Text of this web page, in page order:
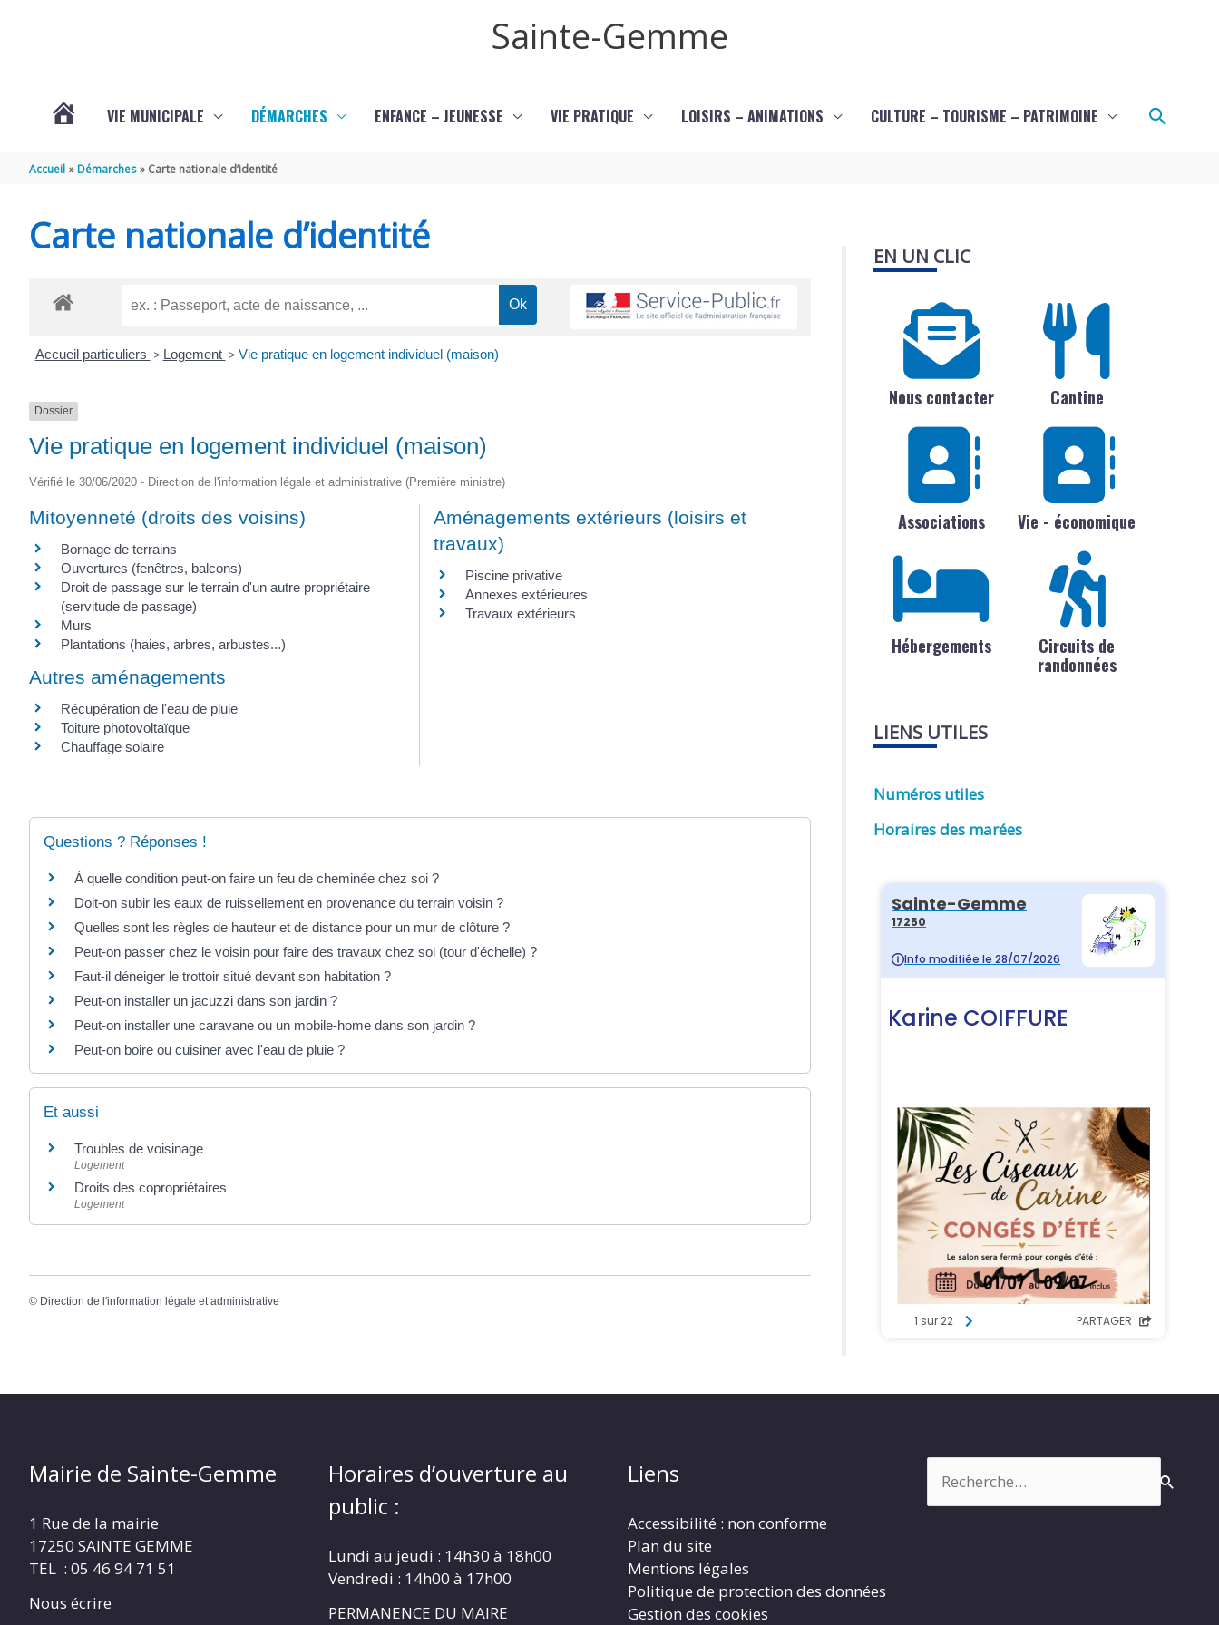
Sainte-Gemme
GEMME
VIE MUNICIPALE DÉMARCHES ENFANCE – JEUNESSE VIE PRATIQUE LOISIRS – ANIMATIONS CULTURE – TOURISME – PATRIMOINE
Accueil Démarches Carte nationale d’identité
Carte nationale d’identité
Accueil particuliers > Logement > Vie pratique en logement individuel (maison)
Dossier
Vie pratique en logement individuel (maison)
Vérifié le 30/06/2020 - Direction de l'information légale et administrative (Première ministre)
Mitoyenneté (droits des voisins)
Bornage de terrains
Ouvertures (fenêtres, balcons)
Droit de passage sur le terrain d'un autre propriétaire
(servitude de passage)
Murs
Plantations (haies, arbres, arbustes...)
Aménagements extérieurs (loisirs et
travaux)
Piscine privative
Annexes extérieures
Travaux extérieurs
Autres aménagements
Récupération de l'eau de pluie
Toiture photovoltaïque
Chauffage solaire
Questions ? Réponses !
À quelle condition peut-on faire un feu de cheminée chez soi ?
Doit-on subir les eaux de ruissellement en provenance du terrain voisin ?
Quelles sont les règles de hauteur et de distance pour un mur de clôture ?
Peut-on passer chez le voisin pour faire des travaux chez soi (tour d'échelle) ?
Faut-il déneiger le trottoir situé devant son habitation ?
Peut-on installer un jacuzzi dans son jardin ?
Peut-on installer une caravane ou un mobile-home dans son jardin ?
Peut-on boire ou cuisiner avec l'eau de pluie ?
Et aussi
Troubles de voisinage
Logement
Droits des copropriétaires
Logement
© Direction de l'information légale et administrative
EN UN CLIC
Nous contacter Cantine
Associations Vie - économique
Hébergements
Circuits de
randonnées
LIENS UTILES
Numéros utiles
Horaires des marées
Mairie de Sainte-Gemme
1 Rue de la mairie
17250 SAINTE GEMME
TEL : 05 46 94 71 51
Nous écrire
Horaires d’ouverture au
public :
Lundi au jeudi : 14h30 à 18h00
Vendredi : 14h00 à 17h00
PERMANENCE DU MAIRE
Liens
Accessibilité : non conforme
Plan du site
Mentions légales
Politique de protection des données
Gestion des cookies